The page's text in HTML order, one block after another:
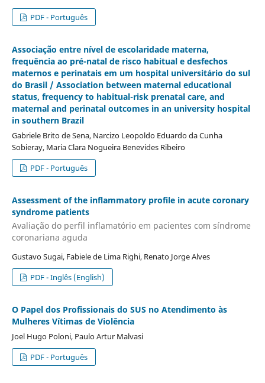
PDF - Português
Associação entre nível de escolaridade materna,
frequência ao pré-natal de risco habitual e desfechos
maternos e perinatais em um hospital universitário do sul
do Brasil / Association between maternal educational
status, frequency to habitual-risk prenatal care, and
maternal and perinatal outcomes in an university hospital
in southern Brazil
Gabriele Brito de Sena, Narcizo Leopoldo Eduardo da Cunha
Sobieray, Maria Clara Nogueira Benevides Ribeiro
PDF - Português
Assessment of the inflammatory profile in acute coronary
syndrome patients
Avaliação do perfil inflamatório em pacientes com síndrome
coronariana aguda
Gustavo Sugai, Fabiele de Lima Righi, Renato Jorge Alves
PDF - Inglês (English)
O Papel dos Profissionais do SUS no Atendimento às
Mulheres Vítimas de Violência
Joel Hugo Poloni, Paulo Artur Malvasi
PDF - Português